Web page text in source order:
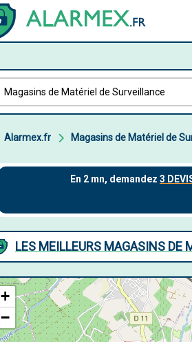
Alarmex.fr Magasins de Matériel de
LES MEILLEURS MAGASINS DE
+
−